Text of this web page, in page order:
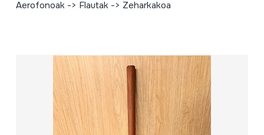
Aerofonoak -> Flautak -> Zeharkakoa